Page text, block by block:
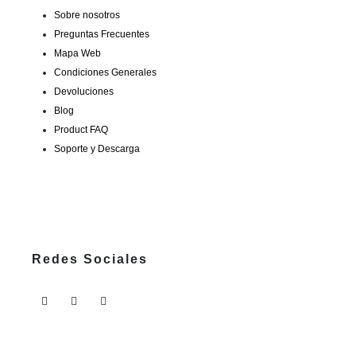
Sobre nosotros
Preguntas Frecuentes
Mapa Web
Condiciones Generales
Devoluciones
Blog
Product FAQ
Soporte y Descarga
Redes Sociales